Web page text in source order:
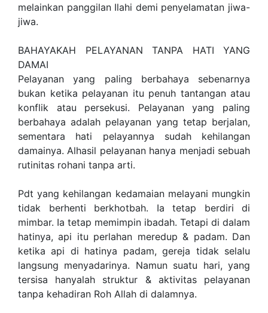
melainkan panggilan Ilahi demi penyelamatan jiwa-
jiwa.
BAHAYAKAH PELAYANAN TANPA HATI YANG
DAMAI
Pelayanan yang paling berbahaya sebenarnya
bukan ketika pelayanan itu penuh tantangan atau
konflik atau persekusi. Pelayanan yang paling
berbahaya adalah pelayanan yang tetap berjalan,
sementara hati pelayannya sudah kehilangan
damainya. Alhasil pelayanan hanya menjadi sebuah
rutinitas rohani tanpa arti.
Pdt yang kehilangan kedamaian melayani mungkin
tidak berhenti berkhotbah. Ia tetap berdiri di
mimbar. Ia tetap memimpin ibadah. Tetapi di dalam
hatinya, api itu perlahan meredup & padam. Dan
ketika api di hatinya padam, gereja tidak selalu
langsung menyadarinya. Namun suatu hari, yang
tersisa hanyalah struktur & aktivitas pelayanan
tanpa kehadiran Roh Allah di dalamnya.